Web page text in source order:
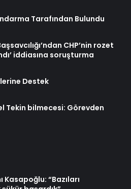
Tarafından Bulundu
CHP’nin rozet
iddiasına soruşturma
Destek
Tekin bilmecesi: Görevden
Kasapoğlu: “Bazıları